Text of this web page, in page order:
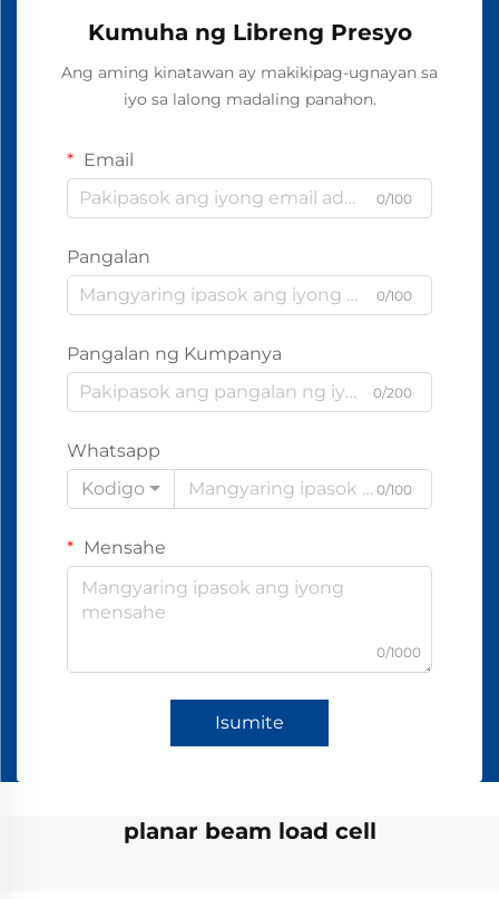
Kumuha ng Libreng Presyo
Ang aming kinatawan ay makikipag-ugnayan sa
iyo sa lalong madaling panahon.
Email
0/100
Pangalan
0/100
Pangalan ng Kumpanya
0/200
Whatsapp
Kodigo
0/100
Mensahe
0/1000
Isumite
planar beam load cell